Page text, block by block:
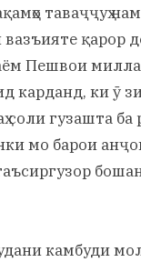
таваҷҷуҳ
вазъияте қарор
Пешвои
карданд, ки ӯ
соли гузашта
мо барои
камбуди